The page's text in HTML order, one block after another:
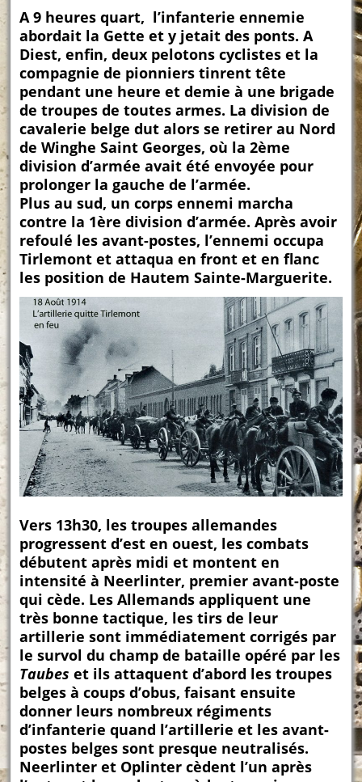
A 9 heures quart, l’infanterie ennemie
abordait la Gette et y jetait des ponts. A
Diest, enfin, deux pelotons cyclistes et la
compagnie de pionniers tinrent tête
pendant une heure et demie à une brigade
de troupes de toutes armes. La division de
cavalerie belge dut alors se retirer au Nord
de Winghe Saint Georges, où la 2ème
division d’armée avait été envoyée pour
prolonger la gauche de l’armée.
Plus au sud, un corps ennemi marcha
contre la 1ère division d’armée. Après avoir
refoulé les avant-postes, l’ennemi occupa
Tirlemont et attaqua en front et en flanc
les position de Hautem Sainte-Marguerite.
Vers 13h30, les troupes allemandes
progressent d’est en ouest, les combats
débutent après midi et montent en
intensité à Neerlinter, premier avant-poste
qui cède. Les Allemands appliquent une
très bonne tactique, les tirs de leur
artillerie sont immédiatement corrigés par
le survol du champ de bataille opéré par les
Taubes et ils attaquent d’abord les troupes
belges à coups d’obus, faisant ensuite
donner leurs nombreux régiments
d’infanterie quand l’artillerie et les avant-
postes belges sont presque neutralisés.
Neerlinter et Oplinter cèdent l’un après